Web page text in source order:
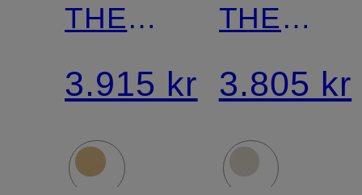
THE
VANCOUVER
3.915 kr
THE
SMALL
HUDSON
3.805 kr